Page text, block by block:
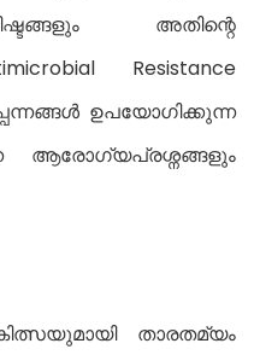
അതിന്റെ
Resistance
ഉപയോഗിക്കുന്ന
ആരോഗ്യപ്രശ്നങ്ങളും
താരതമ്യം